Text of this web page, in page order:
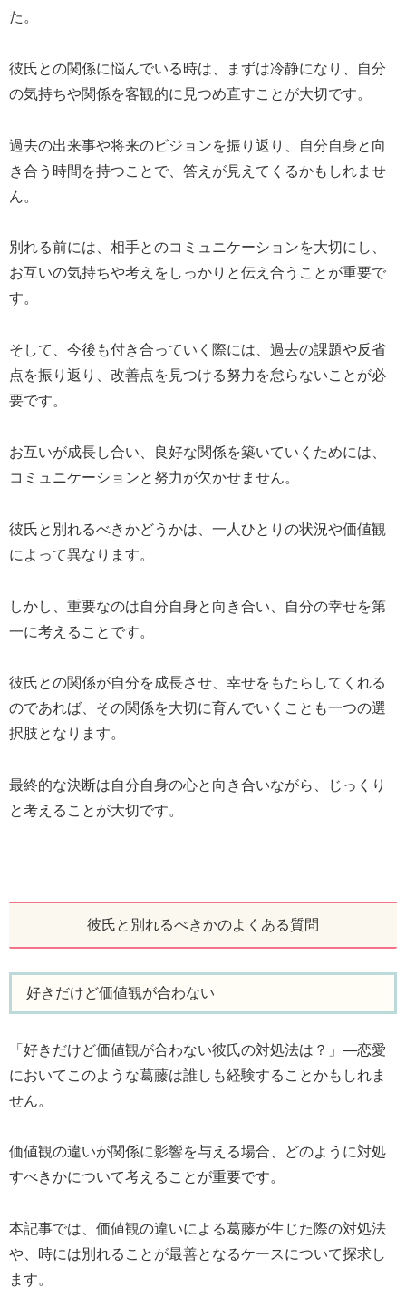
た。
彼氏との関係に悩んでいる時は、まずは冷静になり、自分
の気持ちや関係を客観的に見つめ直すことが大切です。
過去の出来事や将来のビジョンを振り返り、自分自身と向
き合う時間を持つことで、答えが見えてくるかもしれませ
ん。
別れる前には、相手とのコミュニケーションを大切にし、
お互いの気持ちや考えをしっかりと伝え合うことが重要で
す。
そして、今後も付き合っていく際には、過去の課題や反省
点を振り返り、改善点を見つける努力を怠らないことが必
要です。
お互いが成長し合い、良好な関係を築いていくためには、
コミュニケーションと努力が欠かせません。
彼氏と別れるべきかどうかは、一人ひとりの状況や価値観
によって異なります。
しかし、重要なのは自分自身と向き合い、自分の幸せを第
一に考えることです。
彼氏との関係が自分を成長させ、幸せをもたらしてくれる
のであれば、その関係を大切に育んでいくことも一つの選
択肢となります。
最終的な決断は自分自身の心と向き合いながら、じっくり
と考えることが大切です。
彼氏と別れるべきかのよくある質問
好きだけど価値観が合わない
「好きだけど価値観が合わない彼氏の対処法は？」―恋愛
においてこのような葛藤は誰しも経験することかもしれま
せん。
価値観の違いが関係に影響を与える場合、どのように対処
すべきかについて考えることが重要です。
本記事では、価値観の違いによる葛藤が生じた際の対処法
や、時には別れることが最善となるケースについて探求し
ます。